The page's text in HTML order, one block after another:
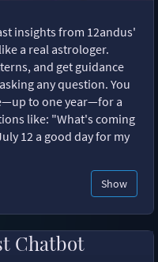
insights from 12andus'
a real astrologer.
and get guidance
any question. You
to one year—for a
like: "What's coming
12 a good day for my
Show
Chatbot